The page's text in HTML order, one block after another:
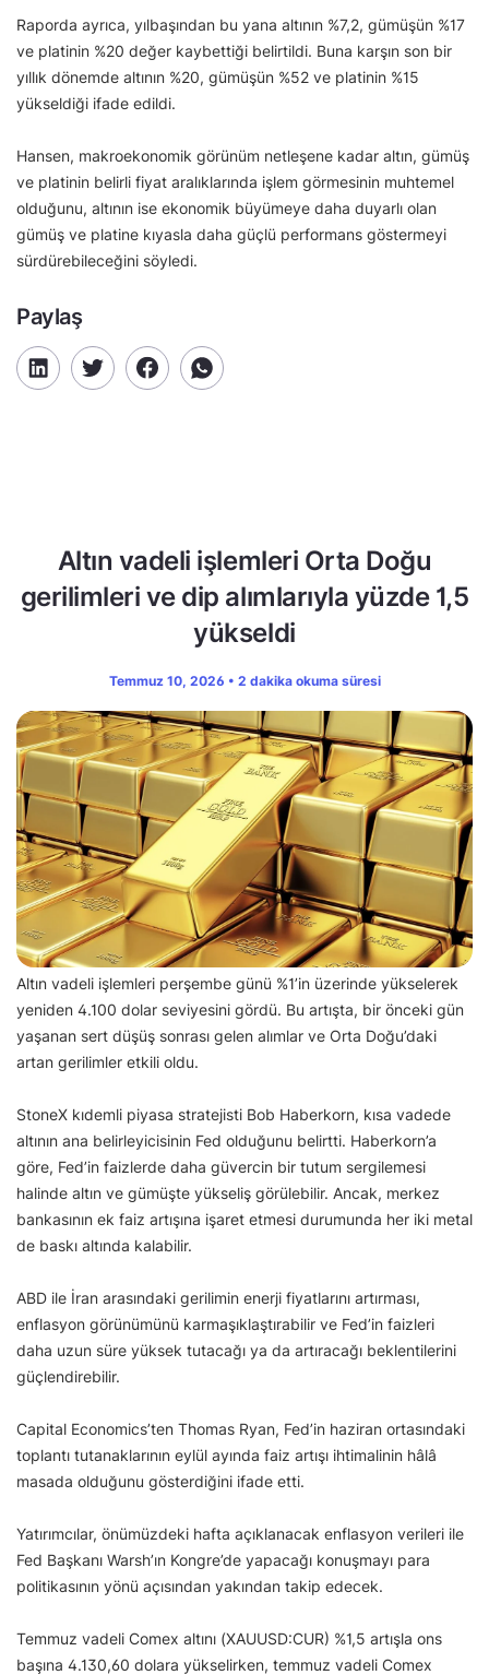
Raporda ayrıca, yılbaşından bu yana altının %7,2, gümüşün %17
ve platinin %20 değer kaybettiği belirtildi. Buna karşın son bir
yıllık dönemde altının %20, gümüşün %52 ve platinin %15
yükseldiği ifade edildi.
Hansen, makroekonomik görünüm netleşene kadar altın, gümüş
ve platinin belirli fiyat aralıklarında işlem görmesinin muhtemel
olduğunu, altının ise ekonomik büyümeye daha duyarlı olan
gümüş ve platine kıyasla daha güçlü performans göstermeyi
sürdürebileceğini söyledi.
Paylaş
Altın vadeli işlemleri Orta Doğu
gerilimleri ve dip alımlarıyla yüzde 1,5
yükseldi
Temmuz 10, 2026 • 2 dakika okuma süresi
Altın vadeli işlemleri perşembe günü %1’in üzerinde yükselerek
yeniden 4.100 dolar seviyesini gördü. Bu artışta, bir önceki gün
yaşanan sert düşüş sonrası gelen alımlar ve Orta Doğu’daki
artan gerilimler etkili oldu.
StoneX kıdemli piyasa stratejisti Bob Haberkorn, kısa vadede
altının ana belirleyicisinin Fed olduğunu belirtti. Haberkorn’a
göre, Fed’in faizlerde daha güvercin bir tutum sergilemesi
halinde altın ve gümüşte yükseliş görülebilir. Ancak, merkez
bankasının ek faiz artışına işaret etmesi durumunda her iki metal
de baskı altında kalabilir.
ABD ile İran arasındaki gerilimin enerji fiyatlarını artırması,
enflasyon görünümünü karmaşıklaştırabilir ve Fed’in faizleri
daha uzun süre yüksek tutacağı ya da artıracağı beklentilerini
güçlendirebilir.
Capital Economics’ten Thomas Ryan, Fed’in haziran ortasındaki
toplantı tutanaklarının eylül ayında faiz artışı ihtimalinin hâlâ
masada olduğunu gösterdiğini ifade etti.
Yatırımcılar, önümüzdeki hafta açıklanacak enflasyon verileri ile
Fed Başkanı Warsh’ın Kongre’de yapacağı konuşmayı para
politikasının yönü açısından yakından takip edecek.
Temmuz vadeli Comex altını (XAUUSD:CUR) %1,5 artışla ons
başına 4.130,60 dolara yükselirken, temmuz vadeli Comex